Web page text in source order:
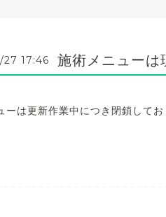
17:46 施術メニューは
ーは更新作業中につき閉鎖してお